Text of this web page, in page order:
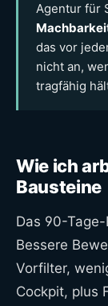
Agentur für
das vor
nicht an,
tragfähig
Wie ich
Bausteine
Das 90-
Bessere
Vorfilter,
Cockpit, plus